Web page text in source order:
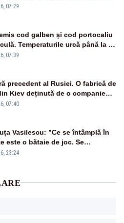
07:29
cod galben și cod portocaliu
Temperaturile urcă până la 38
iar nopțile devin tropicale
07:39
precedent al Rusiei. O fabrică de
Kiev deținută de o companie
distrusă de o rachetă
07:40
Vasilescu: ”Ce se întâmplă în
este o bătaie de joc. Se
extraordinar de prost”
23:24